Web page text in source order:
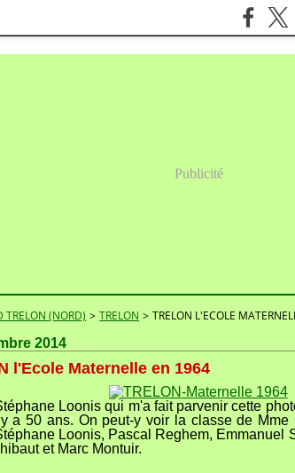
Publicité
TRELON (NORD) > TRELON > TRELON L'ECOLE
2014
l'Ecole Maternelle en 1964
Loonis qui m'a fait parvenir cette
a 50 ans. On peut-y voir la classe de Mme
Loonis, Pascal Reghem, Emmanuel
et Marc Montuir.